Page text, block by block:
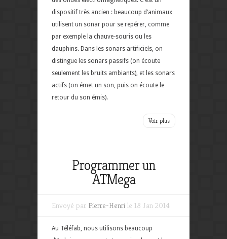
dispositif très ancien : beaucoup d’animaux
utilisent un sonar pour se repérer, comme
par exemple la chauve-souris ou les
dauphins. Dans les sonars artificiels, on
distingue les sonars passifs (on écoute
seulement les bruits ambiants), et les sonars
actifs (on émet un son, puis on écoute le
retour du son émis).
Voir plus
Programmer un
ATMega
Envoyé par Pierre-Henri le 18 Jan 2014
Au Téléfab, nous utilisons beaucoup